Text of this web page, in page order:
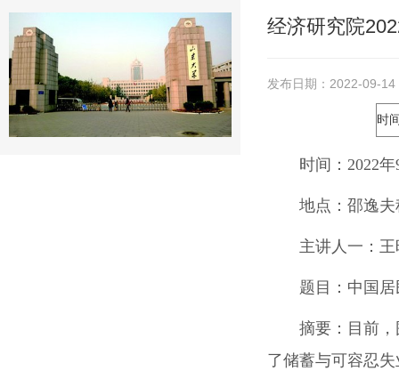
经济研究院
发布日期：2022-09-14
时
时间： 2022
地点： 邵逸
主讲人一：
题目： 中国
摘要： 目前
了储蓄与可容忍